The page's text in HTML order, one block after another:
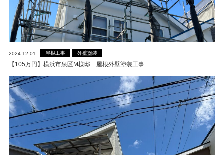
2024.12.01 屋根工事 外壁塗装
【105万円】横浜市泉区M様邸 屋根外壁塗装工事